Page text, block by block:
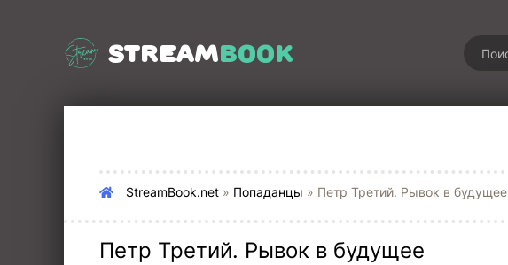
STREAMBOOK
StreamBook.net » Попаданцы » Петр Третий. Рывок в будущее
Петр Третий. Рывок в будущее